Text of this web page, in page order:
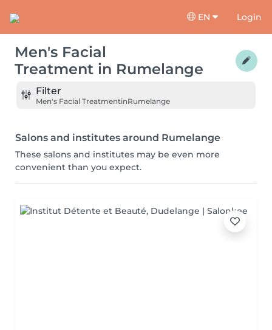
EN Login
Men's Facial
Treatment in Rumelange
Filter
Men's Facial TreatmentinRumelange
Salons and institutes around Rumelange
These salons and institutes may be even more
convenient than you expect.